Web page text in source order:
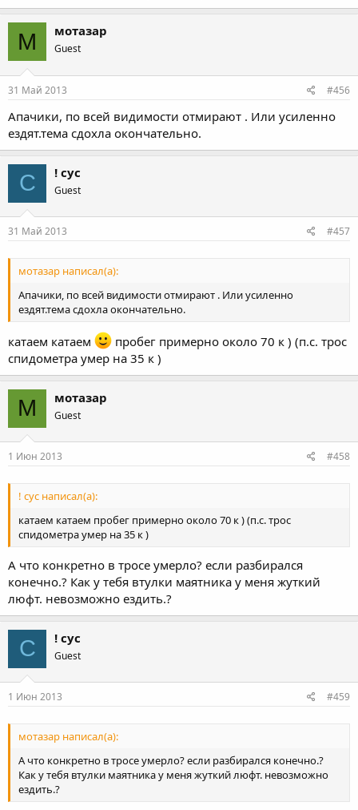
М мотазар
Guest
31 Май 2013 #456
Апачики, по всей видимости отмирают . Или усиленно
ездят.тема сдохла окончательно.
С ! сус
Guest
31 Май 2013 #457
мотазар написал(а):
Апачики, по всей видимости отмирают . Или усиленно
ездят.тема сдохла окончательно.
катаем катаем
пробег примерно около 70 к ) (п.с. трос
спидометра умер на 35 к )
М мотазар
Guest
1 Июн 2013 #458
! сус написал(а):
катаем катаем пробег примерно около 70 к ) (п.с. трос
спидометра умер на 35 к )
А что конкретно в тросе умерло? если разбирался
конечно.? Как у тебя втулки маятника у меня жуткий
люфт. невозможно ездить.?
С ! сус
Guest
1 Июн 2013 #459
мотазар написал(а):
А что конкретно в тросе умерло? если разбирался конечно.?
Как у тебя втулки маятника у меня жуткий люфт. невозможно
ездить.?